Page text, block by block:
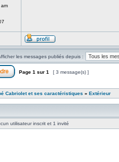
am
les messages publiés depuis :
Page 1 sur 1 [ 3 message(s) ]
Cabriolet et ses caractéristiques » Extérieur
utilisateur inscrit et 1 invité